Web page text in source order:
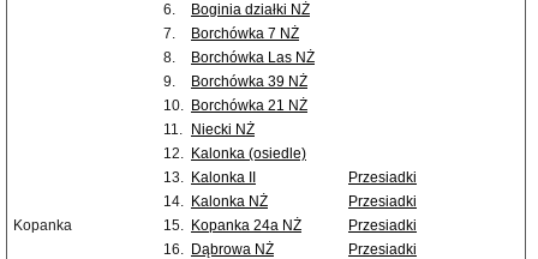
6.
Boginia działki NŻ
7.
Borchówka 7 NŻ
8.
Borchówka Las NŻ
9.
Borchówka 39 NŻ
10. Borchówka 21 NŻ
11.
Niecki NŻ
12. Kalonka (osiedle)
13. Kalonka II
Przesiadki
14. Kalonka NŻ
Przesiadki
Kopanka
15. Kopanka 24a NŻ
Przesiadki
16. Dąbrowa NŻ
Przesiadki